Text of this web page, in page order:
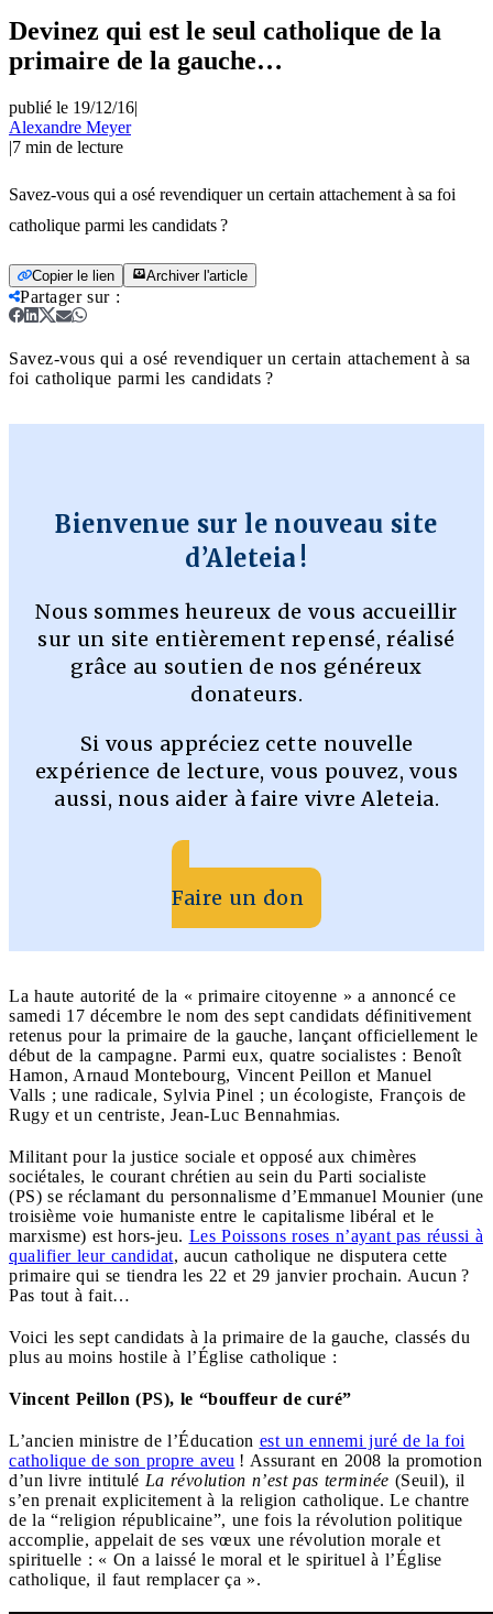
Devinez qui est le seul catholique de la
primaire de la gauche…
publié le 19/12/16|
Alexandre Meyer
|7 min de lecture
Savez-vous qui a osé revendiquer un certain attachement à sa foi
catholique parmi les candidats ?
Copier le lien Archiver l'article
Partager sur:
Savez-vous qui a osé revendiquer un certain attachement à sa
foi catholique parmi les candidats ?
Bienvenue sur le nouveau site
d’Aleteia !
Nous sommes heureux de vous accueillir
sur un site entièrement repensé, réalisé
grâce au soutien de nos généreux
donateurs.
Si vous appréciez cette nouvelle
expérience de lecture, vous pouvez, vous
aussi, nous aider à faire vivre Aleteia.
Faire un don
La haute autorité de la « primaire citoyenne » a annoncé ce
samedi 17 décembre le nom des sept candidats définitivement
retenus pour la primaire de la gauche, lançant officiellement le
début de la campagne. Parmi eux, quatre socialistes : Benoît
Hamon, Arnaud Montebourg, Vincent Peillon et Manuel
Valls ; une radicale, Sylvia Pinel ; un écologiste, François de
Rugy et un centriste, Jean-Luc Bennahmias.
Militant pour la justice sociale et opposé aux chimères
sociétales, le courant chrétien au sein du Parti socialiste
(PS) se réclamant du personnalisme d’Emmanuel Mounier (une
troisième voie humaniste entre le capitalisme libéral et le
marxisme) est hors-jeu. Les Poissons roses n’ayant pas réussi à
qualifier leur candidat, aucun catholique ne disputera cette
primaire qui se tiendra les 22 et 29 janvier prochain. Aucun ?
Pas tout à fait…
Voici les sept candidats à la primaire de la gauche, classés du
plus au moins hostile à l’Église catholique :
Vincent Peillon (PS), le “bouffeur de curé”
L’ancien ministre de l’Éducation est un ennemi juré de la foi
catholique de son propre aveu ! Assurant en 2008 la promotion
d’un livre intitulé La révolution n’est pas terminée (Seuil), il
s’en prenait explicitement à la religion catholique. Le chantre
de la “religion républicaine”, une fois la révolution politique
accomplie, appelait de ses vœux une révolution morale et
spirituelle : « On a laissé le moral et le spirituel à l’Église
catholique, il faut remplacer ça ».